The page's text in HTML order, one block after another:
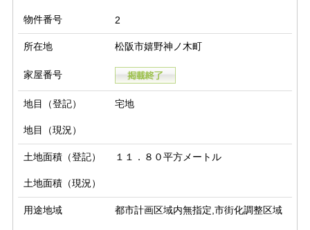
物件番号 2
所在地 松阪市嬉野神ノ木町
家屋番号
地目（登記） 宅地
地目（現況）
土地面積（登記） １１．８０平方メートル
土地面積（現況）
用途地域 都市計画区域内無指定,市街化調整区域